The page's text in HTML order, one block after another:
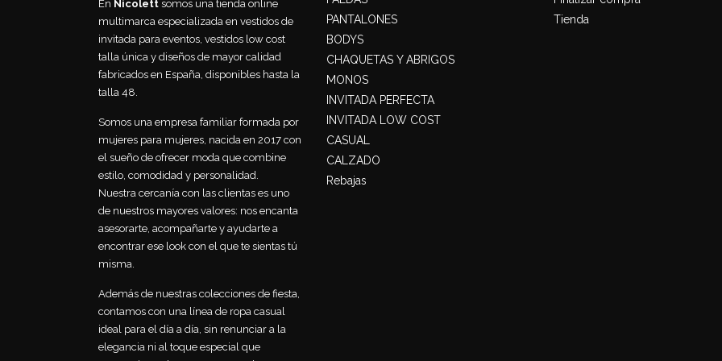
En Nicolett somos una tienda online
multimarca especializada en vestidos de
invitada para eventos, vestidos low cost
talla única y diseños de mayor calidad
fabricados en España, disponibles hasta la
talla 48.
Somos una empresa familiar formada por
mujeres para mujeres, nacida en 2017 con
el sueño de ofrecer moda que combine
estilo, comodidad y personalidad.
Nuestra cercanía con las clientas es uno
de nuestros mayores valores: nos encanta
asesorarte, acompañarte y ayudarte a
encontrar ese look con el que te sientas tú
misma.
Además de nuestras colecciones de fiesta,
contamos con una línea de ropa casual
ideal para el día a día, sin renunciar a la
elegancia ni al toque especial que
PANTALONES
BODYS
CHAQUETAS Y ABRIGOS
MONOS
INVITADA PERFECTA
INVITADA LOW COST
CASUAL
CALZADO
Rebajas
Tienda